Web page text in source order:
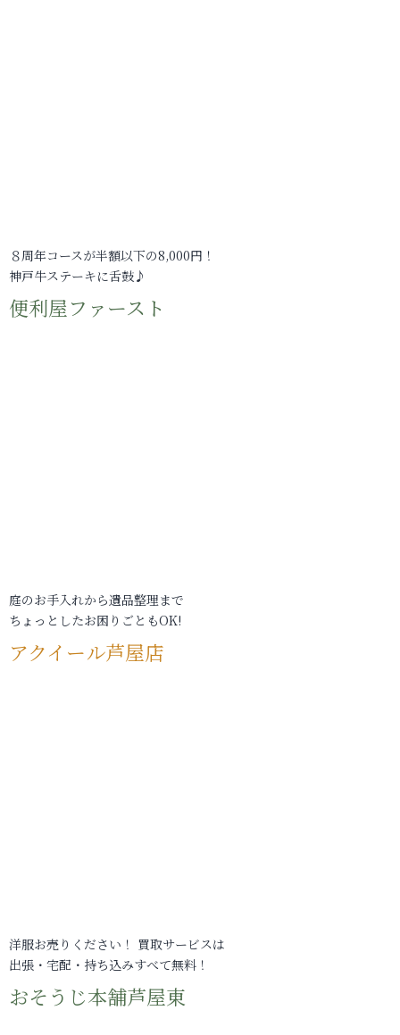
８周年コースが半額以下の8,000円！
神戸牛ステーキに舌鼓♪
便利屋ファースト
庭のお手入れから遺品整理まで
ちょっとしたお困りごともOK!
アクイール芦屋店
洋服お売りください！ 買取サービスは
出張・宅配・持ち込みすべて無料！
おそうじ本舗芦屋東